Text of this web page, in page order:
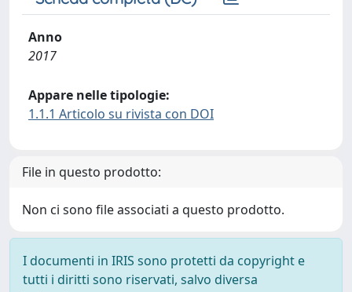
Anno
2017
Appare nelle tipologie:
1.1.1 Articolo su rivista con DOI
File in questo prodotto:
Non ci sono file associati a questo prodotto.
I documenti in IRIS sono protetti da copyright e
tutti i diritti sono riservati, salvo diversa